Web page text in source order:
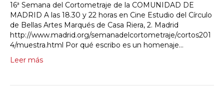
16ª Semana del Cortometraje de la COMUNIDAD DE
MADRID A las 18.30 y 22 horas en Cine Estudio del Círculo
de Bellas Artes Marqués de Casa Riera, 2. Madrid
http://www.madrid.org/semanadelcortometraje/cortos201
4/muestra.html Por qué escribo es un homenaje…
Leer más